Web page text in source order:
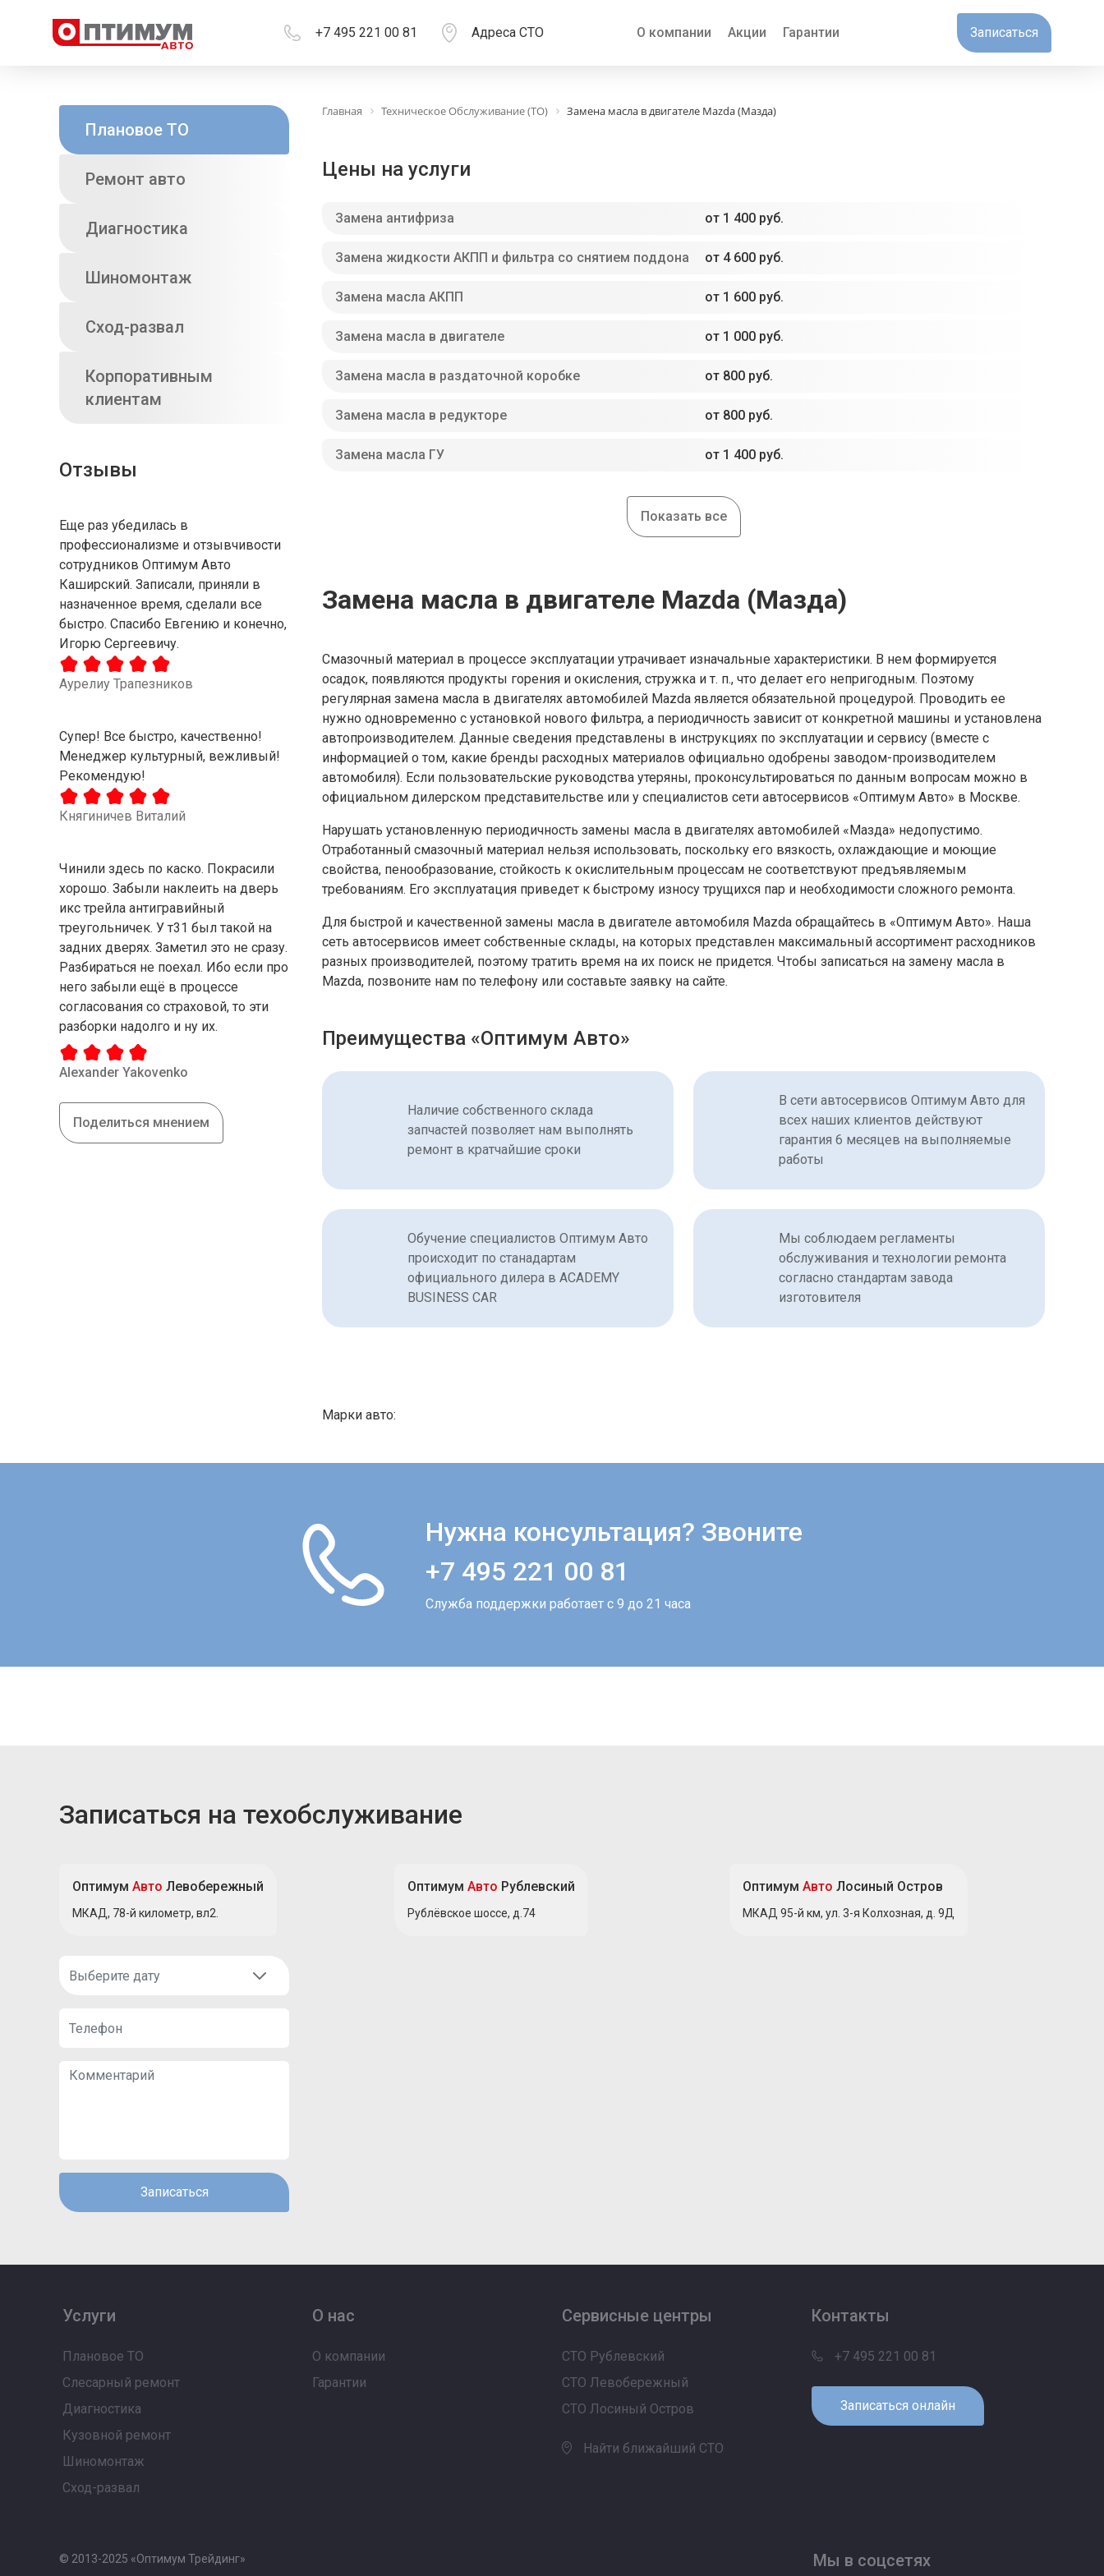
+7 495 221 00 81 Адреса СТО О компании Акции Гарантии Записаться
Плановое ТО
Ремонт авто
Диагностика
Шиномонтаж
Сход-развал
Корпоративным
клиентам
Отзывы
Еще раз убедилась в
профессионализме и отзывчивости
сотрудников Оптимум Авто
Каширский. Записали, приняли в
назначенное время, сделали все
быстро. Спасибо Евгению и конечно,
Игорю Сергеевичу.
Аурелиу Трапезников
Супер! Все быстро, качественно!
Менеджер культурный, вежливый!
Рекомендую!
Княгиничев Виталий
Чинили здесь по каско. Покрасили
хорошо. Забыли наклеить на дверь
икс трейла антигравийный
треугольничек. У т31 был такой на
задних дверях. Заметил это не сразу.
Разбираться не поехал. Ибо если про
него забыли ещё в процессе
согласования со страховой, то эти
разборки надолго и ну их.
Alexander Yakovenko
Поделиться мнением
Главная Техническое Обслуживание (ТО) Замена масла в двигателе Mazda (Мазда)
Цены на услуги
Замена антифриза от 1 400 руб.
Замена жидкости АКПП и фильтра со снятием поддона от 4 600 руб.
Замена масла АКПП от 1 600 руб.
Замена масла в двигателе от 1 000 руб.
Замена масла в раздаточной коробке от 800 руб.
Замена масла в редукторе от 800 руб.
Замена масла ГУ от 1 400 руб.
Показать все
Замена масла в двигателе Mazda (Мазда)
Смазочный материал в процессе эксплуатации утрачивает изначальные характеристики. В нем формируется
осадок, появляются продукты горения и окисления, стружка и т. п., что делает его непригодным. Поэтому
регулярная замена масла в двигателях автомобилей Mazda является обязательной процедурой. Проводить ее
нужно одновременно с установкой нового фильтра, а периодичность зависит от конкретной машины и установлена
автопроизводителем. Данные сведения представлены в инструкциях по эксплуатации и сервису (вместе с
информацией о том, какие бренды расходных материалов официально одобрены заводом-производителем
автомобиля). Если пользовательские руководства утеряны, проконсультироваться по данным вопросам можно в
официальном дилерском представительстве или у специалистов сети автосервисов «Оптимум Авто» в Москве.
Нарушать установленную периодичность замены масла в двигателях автомобилей «Мазда» недопустимо.
Отработанный смазочный материал нельзя использовать, поскольку его вязкость, охлаждающие и моющие
свойства, пенообразование, стойкость к окислительным процессам не соответствуют предъявляемым
требованиям. Его эксплуатация приведет к быстрому износу трущихся пар и необходимости сложного ремонта.
Для быстрой и качественной замены масла в двигателе автомобиля Mazda обращайтесь в «Оптимум Авто». Наша
сеть автосервисов имеет собственные склады, на которых представлен максимальный ассортимент расходников
разных производителей, поэтому тратить время на их поиск не придется. Чтобы записаться на замену масла в
Mazda, позвоните нам по телефону или составьте заявку на сайте.
Преимущества «Оптимум Авто»
Наличие собственного склада
запчастей позволяет нам выполнять
ремонт в кратчайшие сроки
В сети автосервисов Оптимум Авто для
всех наших клиентов действуют
гарантия 6 месяцев на выполняемые
работы
Обучение специалистов Оптимум Авто
происходит по станадартам
официального дилера в ACADEMY
BUSINESS CAR
Мы соблюдаем регламенты
обслуживания и технологии ремонта
согласно стандартам завода
изготовителя
Марки авто:
Нужна консультация? Звоните
+7 495 221 00 81
Служба поддержки работает с 9 до 21 часа
Записаться на техобслуживание
Оптимум Авто Левобережный
МКАД, 78-й километр, вл2.
Оптимум Авто Рублевский
Рублёвское шоссе, д.74
Оптимум Авто Лосиный Остров
МКАД 95-й км, ул. 3-я Колхозная, д. 9Д
Записаться
Услуги
Плановое ТО
Слесарный ремонт
Диагностика
Кузовной ремонт
Шиномонтаж
Сход-развал
О нас
О компании
Гарантии
Сервисные центры
СТО Рублевский
СТО Левобережный
СТО Лосиный Остров
Найти ближайший СТО
Контакты
+7 495 221 00 81
Записаться онлайн
© 2013-2025 «Оптимум Трейдинг» Мы в соцсетях